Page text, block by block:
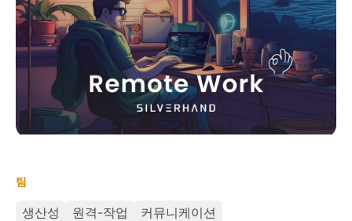
팀
생산성 원격-작업 커뮤니케이션